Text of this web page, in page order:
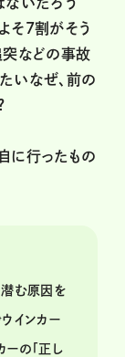
そ7割がそう
突などの事故
いなぜ、前の
行ったもの
潜む原因を
インカー
ーの「正し